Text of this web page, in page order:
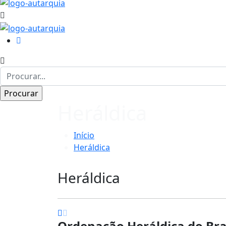
Início
Heráldica
Heráldica